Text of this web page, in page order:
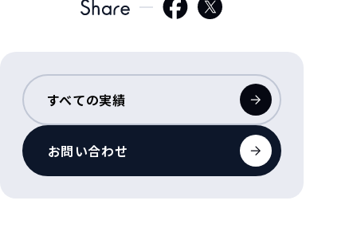
すべての実績
お問い合わせ